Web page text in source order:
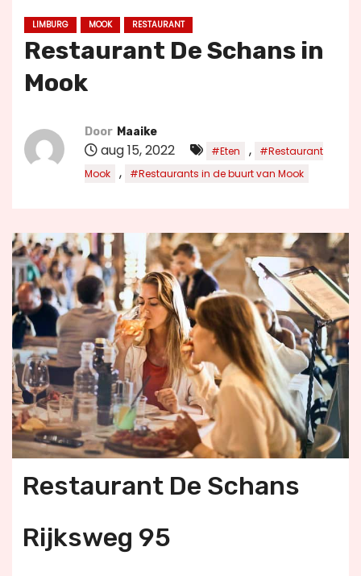
LIMBURG MOOK RESTAURANT
Restaurant De Schans in
Mook
Door Maaike
aug 15, 2022 #Eten ,
#Restaurant
Mook
, #Restaurants in de buurt van Mook
Restaurant De Schans
Rijksweg 95